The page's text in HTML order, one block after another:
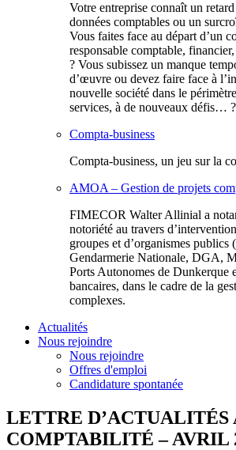
Votre entreprise connaît un
données comptables ou un
Vous faites face au départ d’un
responsable comptable,
? Vous subissez un manque
d’œuvre ou devez faire face à
nouvelle société dans le
services, à de nouveaux défis… ?
Compta-business
Compta-business, un jeu sur la
AMOA – Gestion de projets
FIMECOR Walter Allinial a
notoriété au travers
groupes et d’organismes publics
Gendarmerie Nationale, DGA,
Ports Autonomes de Dunkerque
bancaires, dans le cadre de la
complexes.
Actualités
Nous rejoindre
Nous rejoindre
Offres d'emploi
Candidature spontanée
LETTRE D’ACTUALITÉS
COMPTABILITÉ – AVRIL